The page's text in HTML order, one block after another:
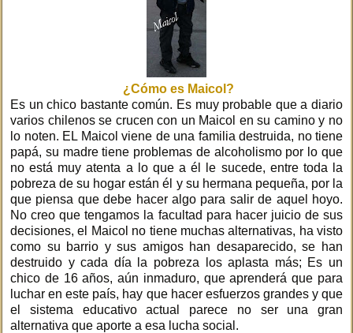
¿Cómo es Maicol?
Es un chico bastante común. Es muy probable que a diario
varios chilenos se crucen con un Maicol en su camino y no
lo noten. EL Maicol viene de una familia destruida, no tiene
papá, su madre tiene problemas de alcoholismo por lo que
no está muy atenta a lo que a él le sucede, entre toda la
pobreza de su hogar están él y su hermana pequeña, por la
que piensa que debe hacer algo para salir de aquel hoyo.
No creo que tengamos la facultad para hacer juicio de sus
decisiones, el Maicol no tiene muchas alternativas, ha visto
como su barrio y sus amigos han desaparecido, se han
destruido y cada día la pobreza los aplasta más; Es un
chico de 16 años, aún inmaduro, que aprenderá que para
luchar en este país, hay que hacer esfuerzos grandes y que
el sistema educativo actual parece no ser una gran
alternativa que aporte a esa lucha social.